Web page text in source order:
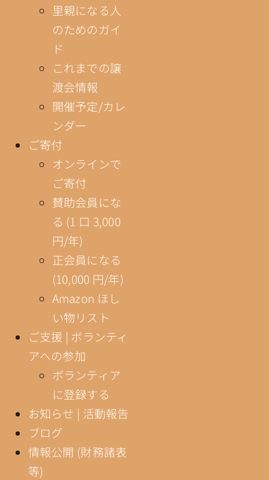
里親になる人
のためのガイ
ド
これまでの譲
渡会情報
開催予定/カレ
ンダー
ご寄付
オンラインで
ご寄付
賛助会員にな
る (1 口 3,000
円/年)
正会員になる
(10,000 円/年)
Amazon ほし
い物リスト
ご支援 | ボランティ
アへの参加
ボランティア
に登録する
お知らせ | 活動報告
ブログ
情報公開 (財務諸表
等)